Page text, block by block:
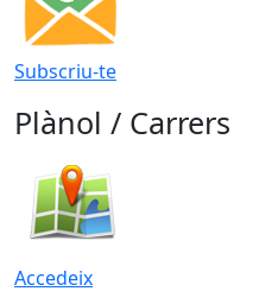
Subscriu-te
Plànol / Carrers
Accedeix